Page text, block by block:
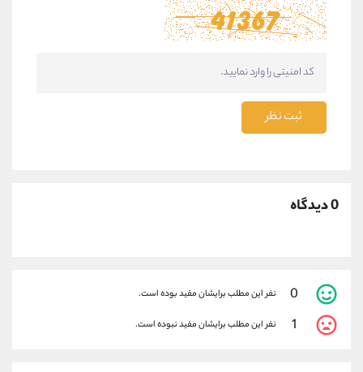
ثبت نظر
0 دیدگاه
0 نفر این مطلب برایشان مفید بوده است.
1 نفر این مطلب برایشان مفید نبوده است.